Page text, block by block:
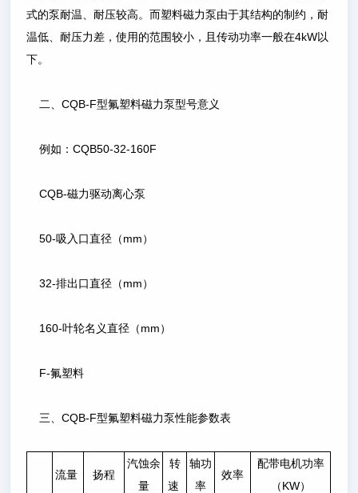
式的泵耐温、耐压较高。而塑料磁力泵由于其结构的制约，耐
温低、耐压力差，使用的范围较小，且传动功率一般在4kW以
下。
二、CQB-F型氟塑料磁力泵型号意义
例如：CQB50-32-160F
CQB-磁力驱动离心泵
50-吸入口直径（mm）
32-排出口直径（mm）
160-叶轮名义直径（mm）
F-氟塑料
三、CQB-F型氟塑料磁力泵性能参数表
流量 扬程
汽蚀余
量
转
速
轴功
率
效率
配带电机功率
（KW）